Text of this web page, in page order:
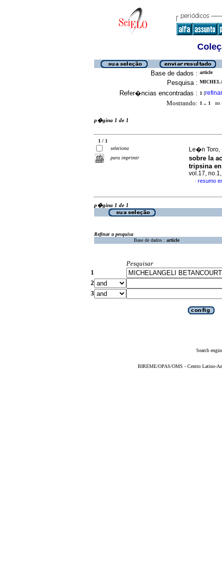
Base de dados : article
Pesquisa :
Refer�ncias encontradas : 1 [refinar
Mostrando: 1 .. 1 no
p�gina 1 de 1
1 / 1
seleciona
para imprimir
Le�n Toro,
sobre la
tripsina
vol.17,
· resumo
p�gina 1 de 1
Refinar a pesquisa
Base de dados : article
Pesquisar
1
2
3
Search
BIREME/OPAS/OMS - Centro Latino-